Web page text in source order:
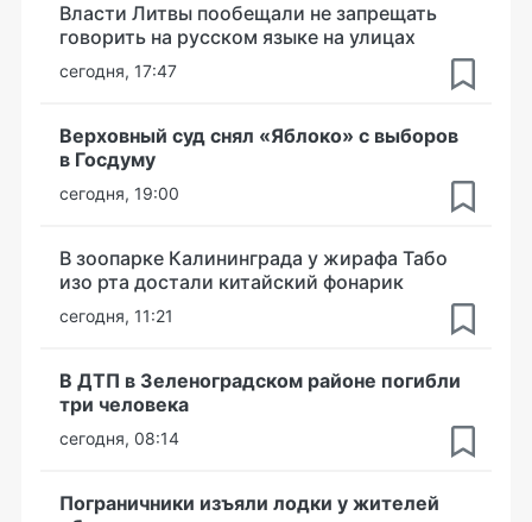
Власти Литвы пообещали не запрещать
говорить на русском языке на улицах
сегодня, 17:47
Верховный суд снял «Яблоко» с выборов
в Госдуму
сегодня, 19:00
В зоопарке Калининграда у жирафа Табо
изо рта достали китайский фонарик
сегодня, 11:21
В ДТП в Зеленоградском районе погибли
три человека
сегодня, 08:14
Пограничники изъяли лодки у жителей